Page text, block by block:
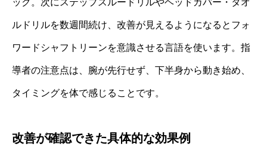
ック。次にステップスルードリルやヘッドカバー・タオ
ルドリルを数週間続け、改善が見えるようになるとフォ
ワードシャフトリーンを意識させる言語を使います。指
導者の注意点は、腕が先行せず、下半身から動き始め、
タイミングを体で感じることです。
改善が確認できた具体的な効果例